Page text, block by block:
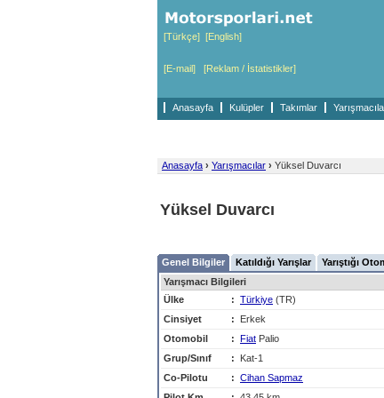
[Türkçe] [English]
[E-mail] [Reklam / İstatistikler]
Anasayfa Kulüpler Takımlar
Anasayfa › Yarışmacılar › Yüksel Duvarcı
Yüksel Duvarcı
Genel Bilgiler Katıldığı Yarışlar Yarıştığı
Yarışmacı Bilgileri
Ülke
: Türkiye (TR)
Cinsiyet
:
Erkek
Otomobil
: Fiat Palio
Grup/Sınıf
:
Kat-1
Co-Pilotu
: Cihan Sapmaz